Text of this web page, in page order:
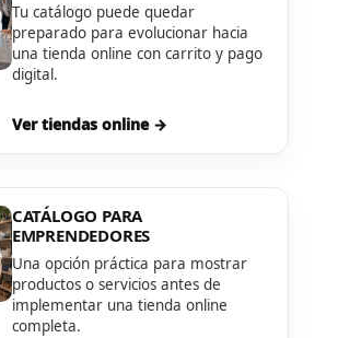
Tu catálogo puede quedar
preparado para evolucionar hacia
una tienda online con carrito y pago
digital.
Ver tiendas online →
CATÁLOGO PARA
EMPRENDEDORES
Una opción práctica para mostrar
productos o servicios antes de
implementar una tienda online
completa.